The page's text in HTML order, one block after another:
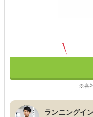
※各
ランニングイ